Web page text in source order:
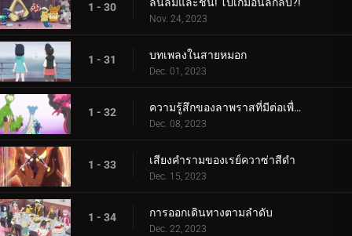
1 - 30
Nov. 24, 2023
1 - 31 บทเพลงในสายหมอก
Dec. 01, 2023
1 - 32 ความรู้สึกของลาพราสที่มีต่อเพื่อน
Dec. 08, 2023
1 - 33 เสียงคำรามของเรย์ควาซ่าสีดำ
Dec. 15, 2023
1 - 34 การออกเดินทางตามลำดับ
Dec. 22, 2023